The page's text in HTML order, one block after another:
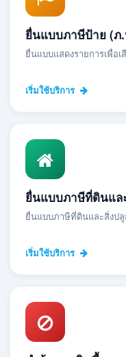
ยื่นแบบภาษีป้าย (ภ
ยื่นแบบแสดงรายการเพื่
เริ่มใช้บริการ
ยื่นแบบภาษีที่ดินแล
ยื่นแบบภาษีที่ดินและสิ่งป
เริ่มใช้บริการ